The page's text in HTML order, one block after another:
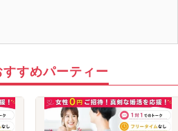
すめパーティー